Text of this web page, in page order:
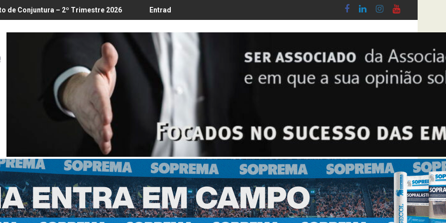
Trimestre 2026 Entrada em vigor da regulamentação do Lobby - Lei n.º 5-A/2026, de 28 de Janeiro
Diploma de transposição da Diretiva